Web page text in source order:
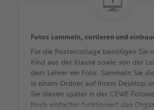
Anleitungen & Hilfe
Inspiration
Neuheiten
im Wunschformat
Neuheiten
Extras
Digitale Grußkarte
CEWE myPhotos
Neuheiten
CEWE myPhotos
Neuheiten
Fotos sammeln, sortieren und
Für die Postercollage benötigen Sie
Kind aus der Klasse sowie von der
dem Lehrer ein Foto. Sammeln Sie
in einem Ordner auf Ihrem Desktop
Sie diesen später in der CEWE
Noch einfacher funktioniert das